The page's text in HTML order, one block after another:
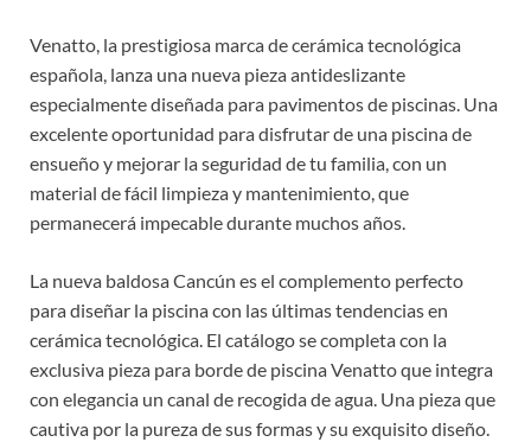
Venatto, la prestigiosa marca de cerámica tecnológica
española, lanza una nueva pieza antideslizante
especialmente diseñada para pavimentos de piscinas. Una
excelente oportunidad para disfrutar de una piscina de
ensueño y mejorar la seguridad de tu familia, con un
material de fácil limpieza y mantenimiento, que
permanecerá impecable durante muchos años.
La nueva baldosa Cancún es el complemento perfecto
para diseñar la piscina con las últimas tendencias en
cerámica tecnológica. El catálogo se completa con la
exclusiva pieza para borde de piscina Venatto que integra
con elegancia un canal de recogida de agua. Una pieza que
cautiva por la pureza de sus formas y su exquisito diseño.